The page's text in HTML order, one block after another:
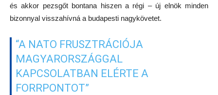
és akkor pezsgőt bontana hiszen a régi – új elnök minden
bizonnyal visszahívná a budapesti nagykövetet.
“A NATO FRUSZTRÁCIÓJA
MAGYARORSZÁGGAL
KAPCSOLATBAN ELÉRTE A
FORRPONTOT”